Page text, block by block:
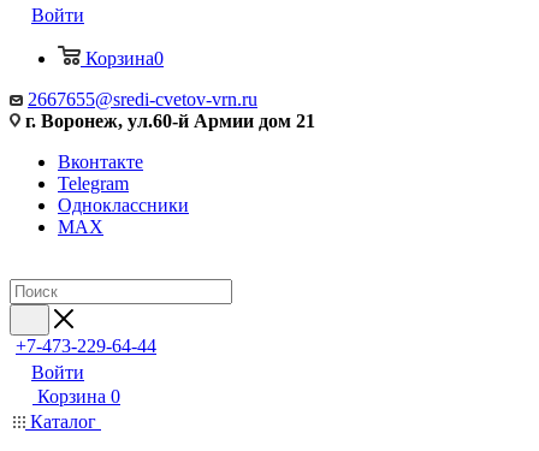
Войти
Корзина0
2667655@sredi-cvetov-vrn.ru
г. Воронеж, ул.60-й Армии дом 21
Вконтакте
Telegram
Одноклассники
MAX
+7-473-229-64-44
Войти
Корзина 0
Каталог